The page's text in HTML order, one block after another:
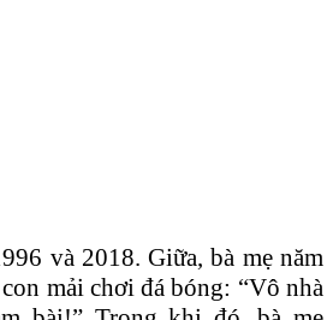
và 2018. Giữa, bà mẹ năm
mải chơi đá bóng: “Vô nhà